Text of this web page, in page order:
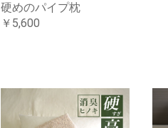
硬めのパイプ枕
￥5,600